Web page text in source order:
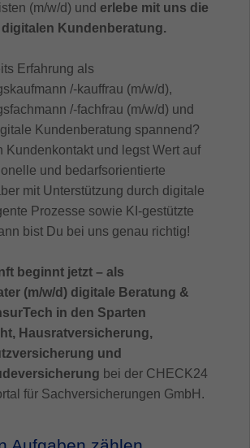
(m/w/d) und erlebe mit uns die
Kundenberatung.
Erfahrung als
/-kauffrau (m/w/d),
/-fachfrau (m/w/d) und
Kundenberatung spannend?
Kundenkontakt und legst Wert auf
und bedarfsorientierte
mit Unterstützung durch digitale
Prozesse sowie KI-gestützte
bist Du bei uns genau richtig!
beginnt jetzt – als
(m/w/d) digitale Beratung &
in den Sparten
Hausratversicherung,
und
bei der CHECK24
für Sachversicherungen GmbH.